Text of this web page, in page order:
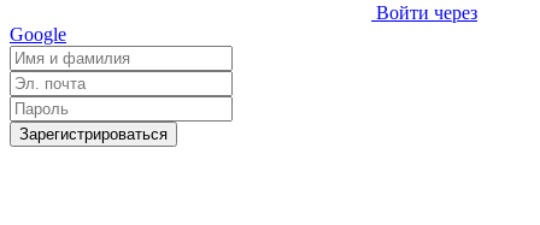
Войти через
Google
Зарегистрироваться